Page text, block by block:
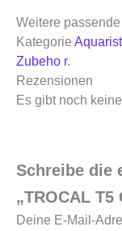
Weitere
Kategorie
Zubeho r.
Rezensionen
Es gibt noch
Schreibe die
„TROCAL
Deine E-Mail-